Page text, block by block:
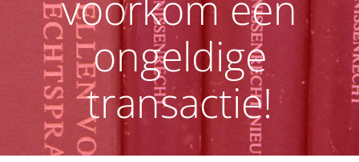
ongeldige
transactie!